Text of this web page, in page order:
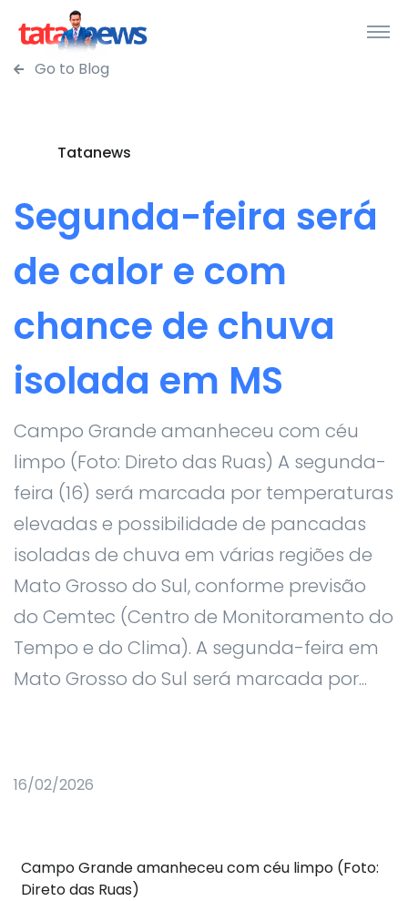
Go to Blog
Tatanews
Segunda-feira será
de calor e com
chance de chuva
isolada em MS
Campo Grande amanheceu com céu
limpo (Foto: Direto das Ruas) A segunda-
feira (16) será marcada por temperaturas
elevadas e possibilidade de pancadas
isoladas de chuva em várias regiões de
Mato Grosso do Sul, conforme previsão
do Cemtec (Centro de Monitoramento do
Tempo e do Clima). A segunda-feira em
Mato Grosso do Sul será marcada por...
16/02/2026
Campo Grande amanheceu com céu limpo (Foto:
Direto das Ruas)